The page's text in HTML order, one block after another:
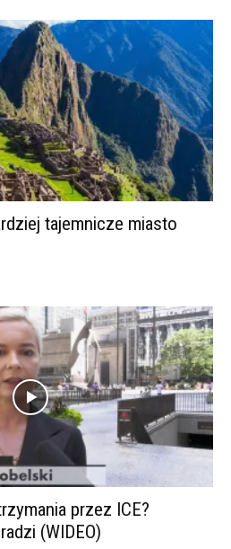
tajemnicze miasto
przez ICE?
(WIDEO)